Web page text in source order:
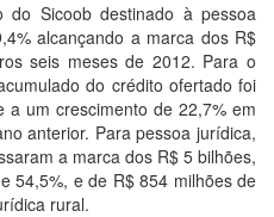
Sicoob destinado à pessoa
alcançando a marca dos R$
seis meses de 2012. Para o
do crédito ofertado foi
um crescimento de 22,7% em
anterior. Para pessoa jurídica,
a marca dos R$ 5 bilhões,
54,5%, e de R$ 854 milhões de
rural.